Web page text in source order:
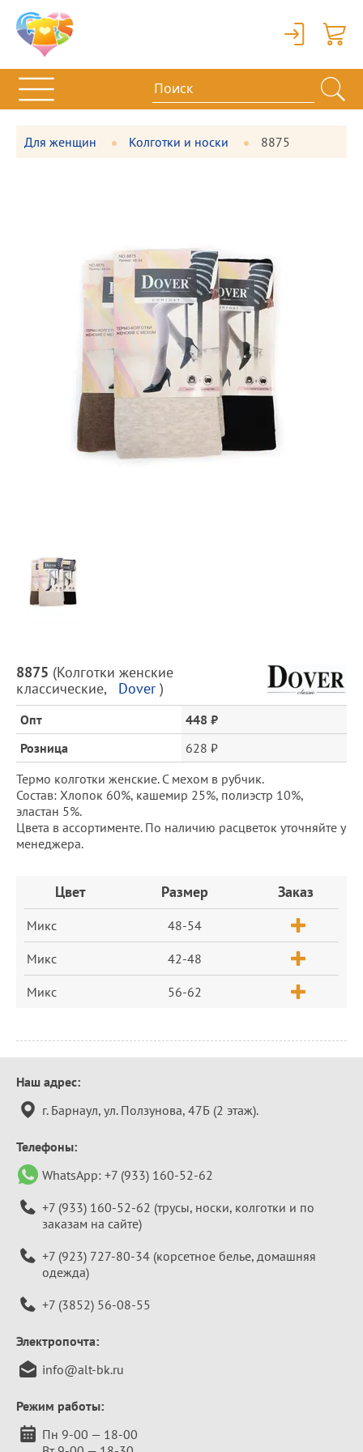
Вход
Для женщин Колготки и носки 8875
Описание
товара
и
цена
8875 (Колготки женские
классические, Dover )
Опт
448 ₽
Розница
628 ₽
Термо колготки женские. С мехом в рубчик.
Состав: Хлопок 60%, кашемир 25%, полиэстр 10%,
эластан 5%.
Цвета в ассортименте. По наличию расцветок уточняйте у
менеджера.
ЗаказЦвет Размер Заказ
Микс 48-54
Микс 42-48
Микс 56-62
Контактная
информация
Наш адрес:
г. Барнаул, ул. Ползунова, 47Б (2 этаж).
Телефоны:
WhatsApp: +7 (933) 160-52-62
+7 (933) 160-52-62 (трусы, носки, колготки и по
заказам на сайте)
+7 (923) 727-80-34 (корсетное белье, домашняя
одежда)
+7 (3852) 56-08-55
Электропочта:
info@alt-bk.ru
Режим работы:
Пн 9-00 — 18-00